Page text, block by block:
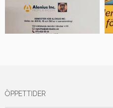
ÖPPETTIDER